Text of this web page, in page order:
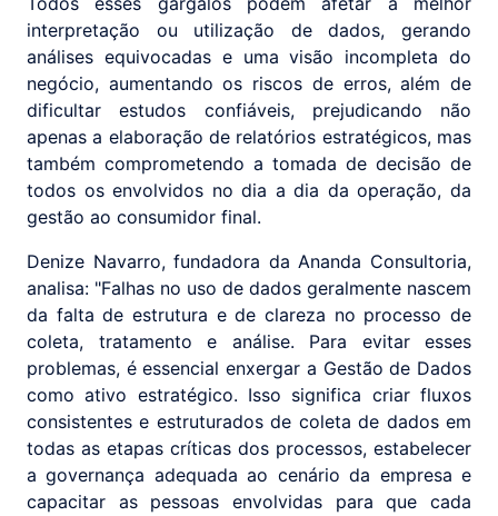
interpretação ou utilização de dados, gerando
análises equivocadas e uma visão incompleta do
negócio, aumentando os riscos de erros, além de
dificultar estudos confiáveis, prejudicando não
apenas a elaboração de relatórios estratégicos, mas
também comprometendo a tomada de decisão de
todos os envolvidos no dia a dia da operação, da
gestão ao consumidor final.
Denize Navarro, fundadora da Ananda Consultoria,
analisa: "Falhas no uso de dados geralmente nascem
da falta de estrutura e de clareza no processo de
coleta, tratamento e análise. Para evitar esses
problemas, é essencial enxergar a Gestão de Dados
como ativo estratégico. Isso significa criar fluxos
consistentes e estruturados de coleta de dados em
todas as etapas críticas dos processos, estabelecer
a governança adequada ao cenário da empresa e
capacitar as pessoas envolvidas para que cada